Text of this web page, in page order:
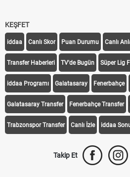
KEŞFET
iddaa Canlı Skor Puan Durumu Canlı
Transfer Haberleri TV'de Bugün Süper Lig
iddaa Programı Galatasaray Fenerbahçe
Galatasaray Transfer Fenerbahçe Transfer
Trabzonspor Transfer Canlı İzle iddaa
Takip Et